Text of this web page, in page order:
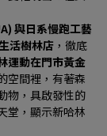
與日系慢跑工藝
活樹林店 ，徹底
運動在門市黃金
空間裡，有著森
物，具啟發性的
堂，顯示新哈林